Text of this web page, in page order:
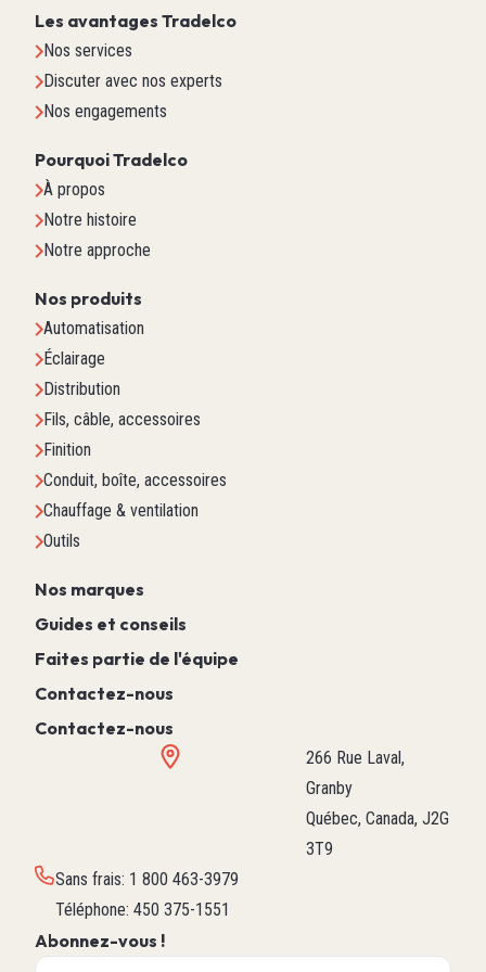
Les avantages Tradelco
Nos services
Discuter avec nos experts
Nos engagements
Pourquoi Tradelco
À propos
Notre histoire
Notre approche
Nos produits
Automatisation
Éclairage
Distribution
Fils, câble, accessoires
Finition
Conduit, boîte, accessoires
Chauffage & ventilation
Outils
Nos marques
Guides et conseils
Faites partie de l'équipe
Contactez-nous
Contactez-nous
266 Rue Laval,
Granby
Québec, Canada, J2G
3T9
Sans frais: 1 800 463-3979
Téléphone: 450 375-1551
Abonnez-vous !